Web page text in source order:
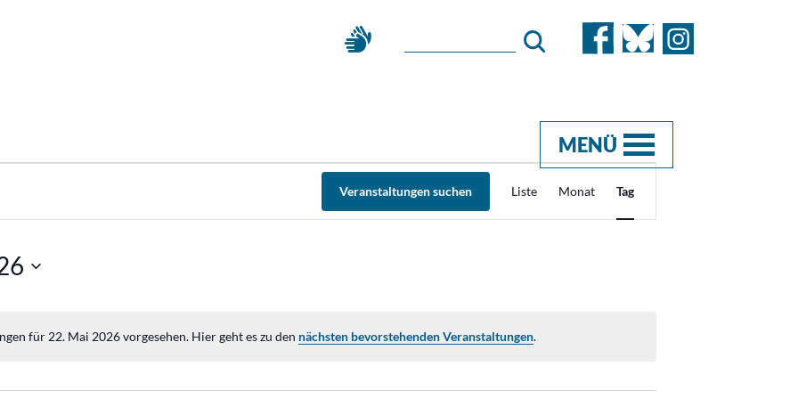
MENÜ
Hinweis
für 22. Mai 2026 vorgesehen. Hier geht es zu den nächsten bevorstehenden Veranstaltungen.
Veranstaltungen suchen
Veranstaltung
Ansichten-
Navigation
Liste Monat Tag